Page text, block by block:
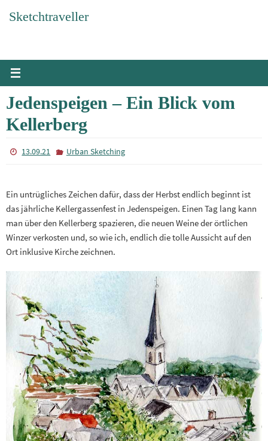
InhaltSketchtraveller
Jedenspeigen – Ein Blick vom
Kellerberg
13.09.21 Urban Sketching
Ein untrügliches Zeichen dafür, dass der Herbst endlich beginnt ist
das jährliche Kellergassenfest in Jedenspeigen. Einen Tag lang kann
man über den Kellerberg spazieren, die neuen Weine der örtlichen
Winzer verkosten und, so wie ich, endlich die tolle Aussicht auf den
Ort inklusive Kirche zeichnen.